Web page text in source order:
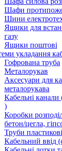
Шафи
Шини
Ящики для
газу
Ящики поштові
укладання
Гофрована труба
Металорукав
Аксесуари для
металорукава
Кабельні канали
)
Коробки
бетон/цегла,
Труби
Кабельний ввід